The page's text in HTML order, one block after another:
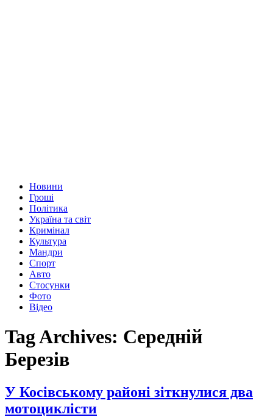
Новини
Гроші
Політика
Україна та світ
Кримінал
Культура
Мандри
Спорт
Авто
Стосунки
Фото
Відео
Tag Archives: Середній
Березів
У Косівському районі зіткнулися два
мотоциклісти